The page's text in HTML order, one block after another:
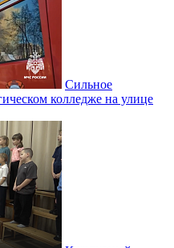
Сильное
колледже на улице